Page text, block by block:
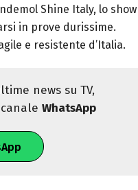
Shine Italy, lo show
in prove durissime.
e resistente d’Italia.
news su TV,
canaleWhatsApp